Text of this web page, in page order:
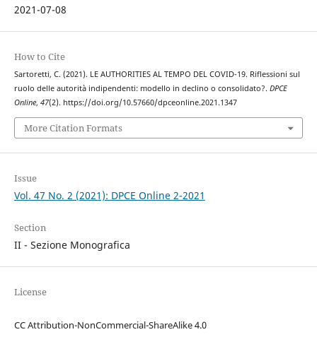
2021-07-08
How to Cite
Sartoretti, C. (2021). LE AUTHORITIES AL TEMPO DEL COVID-19. Riflessioni sul
ruolo delle autorità indipendenti: modello in declino o consolidato?. DPCE
Online, 47(2). https://doi.org/10.57660/dpceonline.2021.1347
More Citation Formats
Issue
Vol. 47 No. 2 (2021): DPCE Online 2-2021
Section
II - Sezione Monografica
License
CC Attribution-NonCommercial-ShareAlike 4.0